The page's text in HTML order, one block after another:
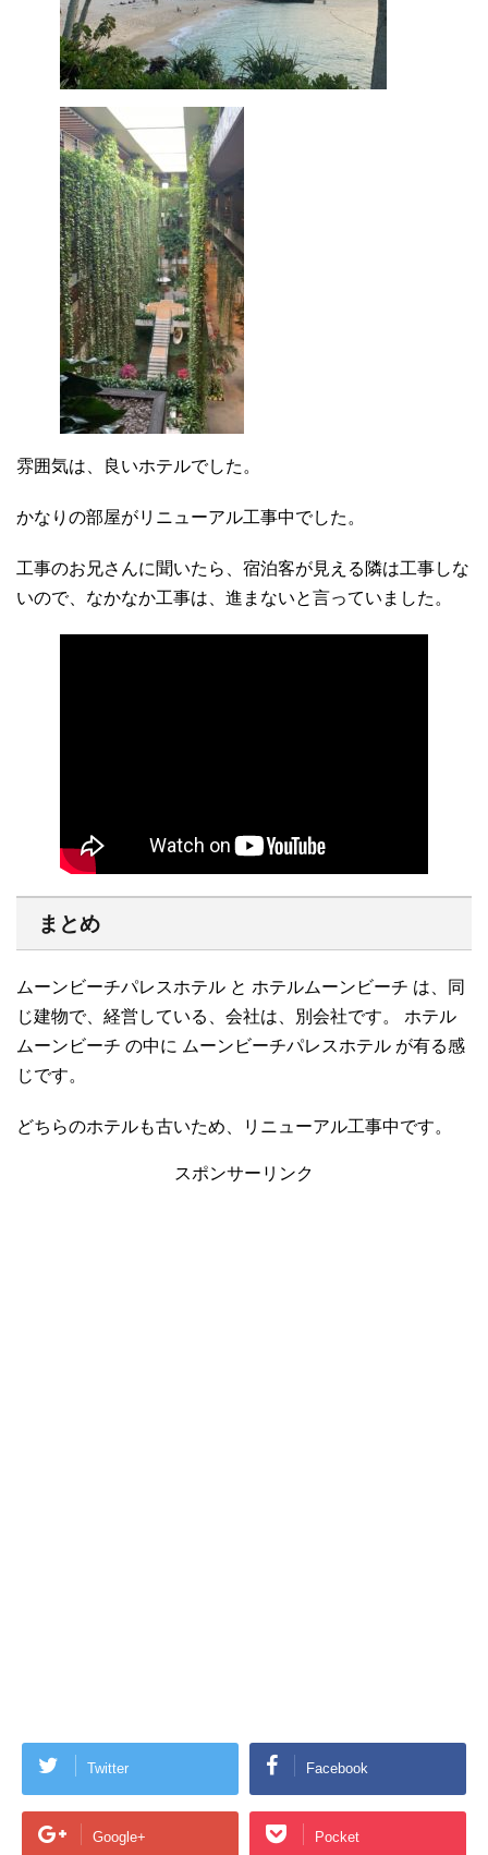
雰囲気は、良いホテルでした。
かなりの部屋がリニューアル工事中でした。
工事のお兄さんに聞いたら、宿泊客が見える隣は工事しな
いので、なかなか工事は、進まないと言っていました。
まとめ
ムーンビーチパレスホテル と ホテルムーンビーチ は、同
じ建物で、経営している、会社は、別会社です。 ホテル
ムーンビーチ の中に ムーンビーチパレスホテル が有る感
じです。
どちらのホテルも古いため、リニューアル工事中です。
スポンサーリンク
Twitter Facebook
Google+ Pocket